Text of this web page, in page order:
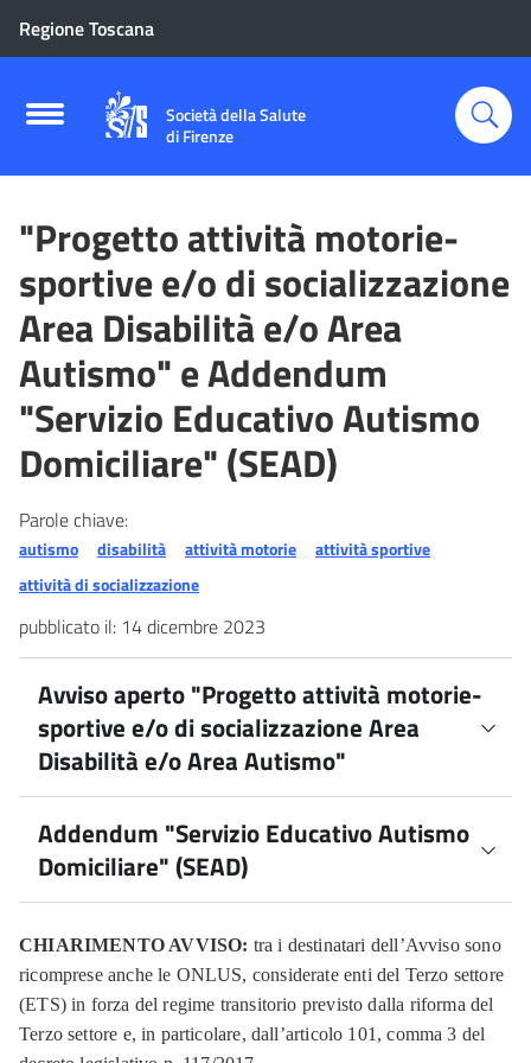
Regione Toscana
Società della Salute
di Firenze
"Progetto attività motorie-
sportive e/o di socializzazione
Area Disabilità e/o Area
Autismo" e Addendum
"Servizio Educativo Autismo
Domiciliare" (SEAD)
Parole chiave:
autismo disabilità attività motorie
attività sportive
attività di socializzazione
pubblicato il: 14 dicembre 2023
Avviso aperto "Progetto attività motorie-
sportive e/o di socializzazione Area
Disabilità e/o Area Autismo"
Avviso di manifestazione di interesse rivolto ai soggetti
del terzo settore per l’inserimento nell’elenco di
inclusione sociale per persone con disabilità in generale
e/o per persone con diagnosi di disturbo dello spettro
autistico in particolare, ai sensi dell'Art. 55 comma 4 del
Decreto Legislative n. 117/2017 (Cod. CUP Progetto
Addendum "Servizio Educativo Autismo
Domiciliare" (SEAD)
ADDENDUM PER SERVIZIO EDUCATIVO
AUTISMO DOMICILIARE (SEAD) PER MINORI
CON AUTISMO (CODICE CUP F19G23000380001)
di cui all’AVVISO DI ACCREDITAMENTO
pubblicato con PROVVEDIMENTO DEL
CHIARIMENTO AVVISO: tra i destinatari dell’Avviso sono
ricomprese anche le ONLUS, considerate enti del Terzo settore
(ETS) in forza del regime transitorio previsto dalla riforma del
Terzo settore e, in particolare, dall’articolo 101, comma 3 del